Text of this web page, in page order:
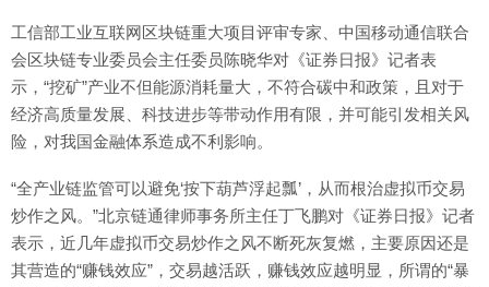
工信部工业互联网区块链重大项目评审专家、中国移动通信联合
会区块链专业委员会主任委员陈晓华对《证券日报》记者表
示，“挖矿”产业不但能源消耗量大，不符合碳中和政策，且对于
经济高质量发展、科技进步等带动作用有限，并可能引发相关风
险，对我国金融体系造成不利影响。
“全产业链监管可以避免‘按下葫芦浮起瓢’，从而根治虚拟币交易
炒作之风。”北京链通律师事务所主任丁飞鹏对《证券日报》记者
表示，近几年虚拟币交易炒作之风不断死灰复燃，主要原因还是
其营造的“赚钱效应”，交易越活跃，赚钱效应越明显，所谓的“暴